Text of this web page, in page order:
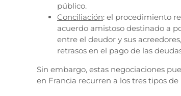
público.
Conciliación: el procedimiento
acuerdo amistoso destinado a
entre el deudor y sus
retrasos en el pago de las
Sin embargo, estas negociaciones
en Francia recurren a los tres tipos